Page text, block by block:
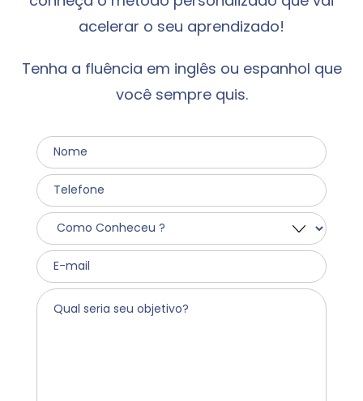
acelerar o seu aprendizado!
Tenha a fluência em inglês ou espanhol que
você sempre quis.